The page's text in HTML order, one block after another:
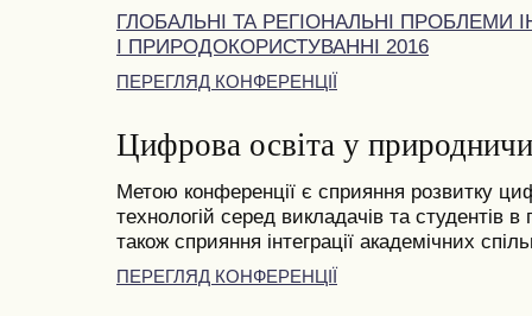
ГЛОБАЛЬНІ ТА РЕГІОНАЛЬНІ ПРОБЛЕМИ
І ПРИРОДОКОРИСТУВАННІ 2016
ПЕРЕГЛЯД КОНФЕРЕНЦІЇ
Цифрова освіта у
Метою конференції є сприяння розвитку
технологій серед викладачів та студентів
також сприяння інтеграції академічних
ПЕРЕГЛЯД КОНФЕРЕНЦІЇ